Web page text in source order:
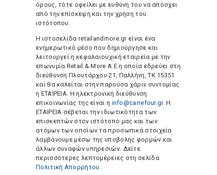
όρους, τότε οφείλει με ευθύνη του να απόσχει
από την επίσκεψη και την χρήση του
ιστότοπου.
Η ιστοσελίδα retailandmore.gr είναι ένα
ενημερωτικό μέσο που δημιούργησε και
λειτουργεί η κεφαλαιουχική εταιρεία με την
επωνυμία Retail & More A.E η οποία εδρεύει στη
διεύθυνση Πλουτάρχου 21, Παλλήνη, ΤΚ 15351
και θα καλείται στην παρούσα χάριν συντομίας
η ΕΤΑΙΡΕΙΑ. Η ηλεκτρονική διεύθυνση
επικοινωνίας της είναι η info@carrefour.gr. Η
ΕΤΑΙΡΕΙΑ σέβεται την ιδιωτικότητα των
επισκεπτών στον ιστότοπό μας και των
ατόμων των οποίων τα προσωπικά στοιχεία
λαμβάνουμε μέσω της υποβολής φορμών και
άλλων συναφών υπηρεσιών. Δείτε
περισσότερες λεπτομέρειες στη σελίδα
Πολιτική Απορρήτου